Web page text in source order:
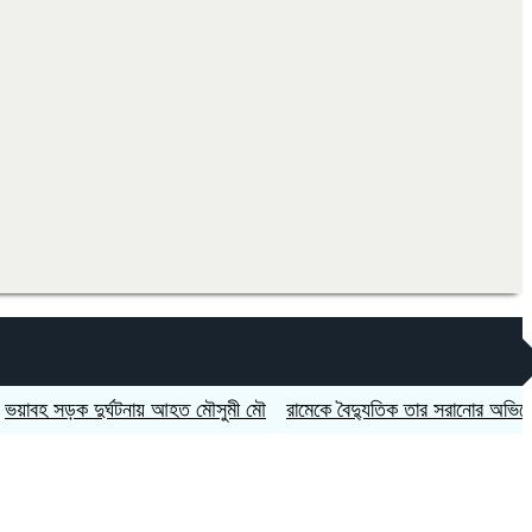
সড়ক দুর্ঘটনায় আহত মৌসুমী মৌ রামেকে বৈদ্যুতিক তার সরানোর অভিযোগ,